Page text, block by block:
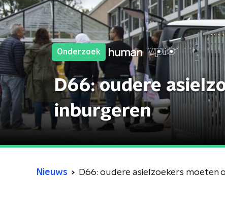
Onderzoek
D66: oudere
inburgeren
Nieuws D66: oudere asielzoekers moeten